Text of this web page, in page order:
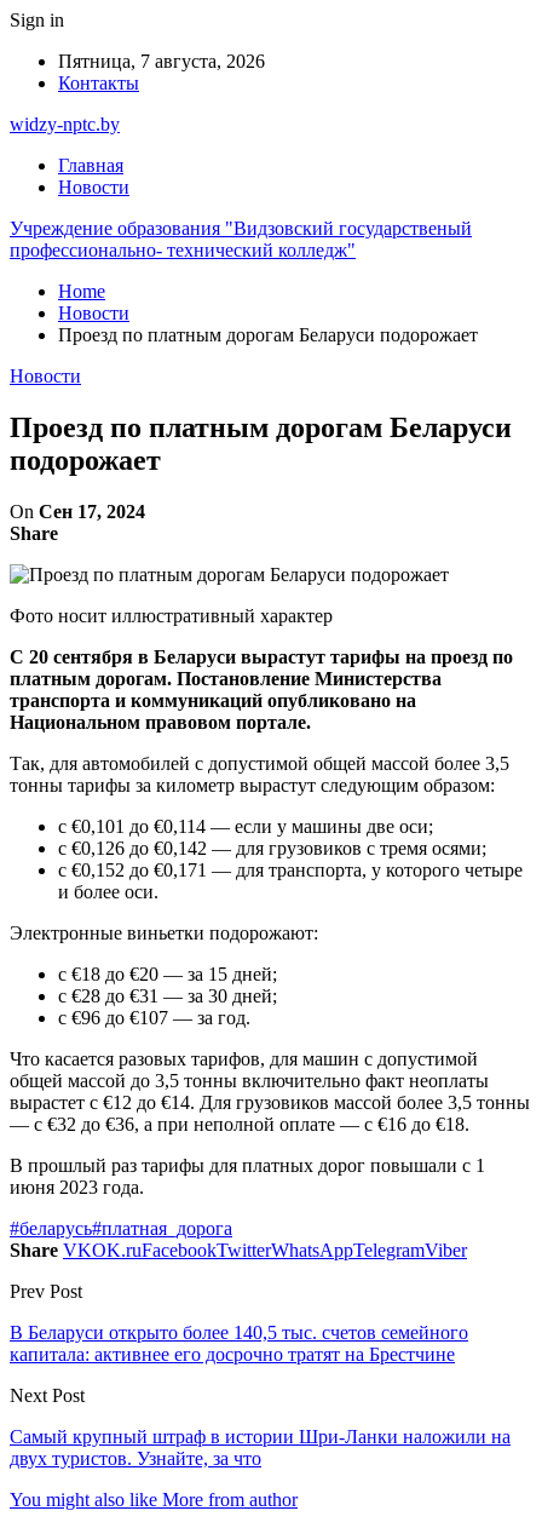
Sign in
Пятница, 7 августа, 2026
Контакты
widzy-nptc.by
Главная
Новости
Учреждение образования "Видзовский государственый
профессионально- технический колледж"
Home
Новости
Проезд по платным дорогам Беларуси подорожает
Новости
Проезд по платным дорогам Беларуси
подорожает
On Сен 17, 2024
Share
Фото носит иллюстративный характер
С 20 сентября в Беларуси вырастут тарифы на проезд по
платным дорогам. Постановление Министерства
транспорта и коммуникаций опубликовано на
Национальном правовом портале.
Так, для автомобилей с допустимой общей массой более 3,5
тонны тарифы за километр вырастут следующим образом:
с €0,101 до €0,114 — если у машины две оси;
с €0,126 до €0,142 — для грузовиков с тремя осями;
с €0,152 до €0,171 — для транспорта, у которого четыре
и более оси.
Электронные виньетки подорожают:
с €18 до €20 — за 15 дней;
с €28 до €31 — за 30 дней;
с €96 до €107 — за год.
Что касается разовых тарифов, для машин с допустимой
общей массой до 3,5 тонны включительно факт неоплаты
вырастет с €12 до €14. Для грузовиков массой более 3,5 тонны
— с €32 до €36, а при неполной оплате — с €16 до €18.
В прошлый раз тарифы для платных дорог повышали с 1
июня 2023 года.
#беларусь#платная_дорога
Share VKOK.ruFacebookTwitterWhatsAppTelegramViber
Prev Post
В Беларуси открыто более 140,5 тыс. счетов семейного
капитала: активнее его досрочно тратят на Брестчине
Next Post
Самый крупный штраф в истории Шри-Ланки наложили на
двух туристов. Узнайте, за что
You might also like More from author